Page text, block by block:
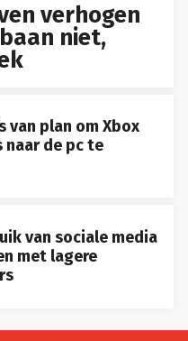
verhogen
niet,
van plan om Xbox
naar de pc te
van sociale media
met lagere